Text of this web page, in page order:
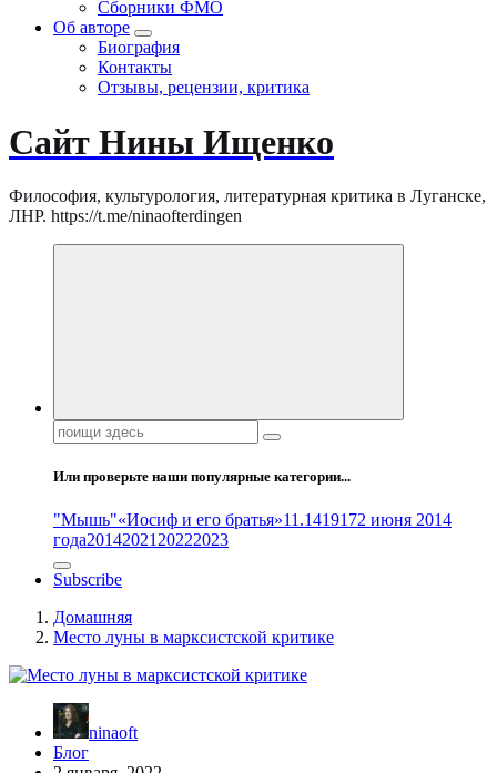
Сборники ФМО
Об авторе
Биография
Контакты
Отзывы, рецензии, критика
Сайт Нины Ищенко
Философия, культурология, литературная критика в Луганске,
ЛНР. https://t.me/ninaofterdingen
Поиск:
Или проверьте наши популярные категории...
"Мышь"«Иосиф и его братья»11.1419172 июня 2014
года2014202120222023
Subscribe
Домашняя
Место луны в марксистской критике
ninaoft
Блог